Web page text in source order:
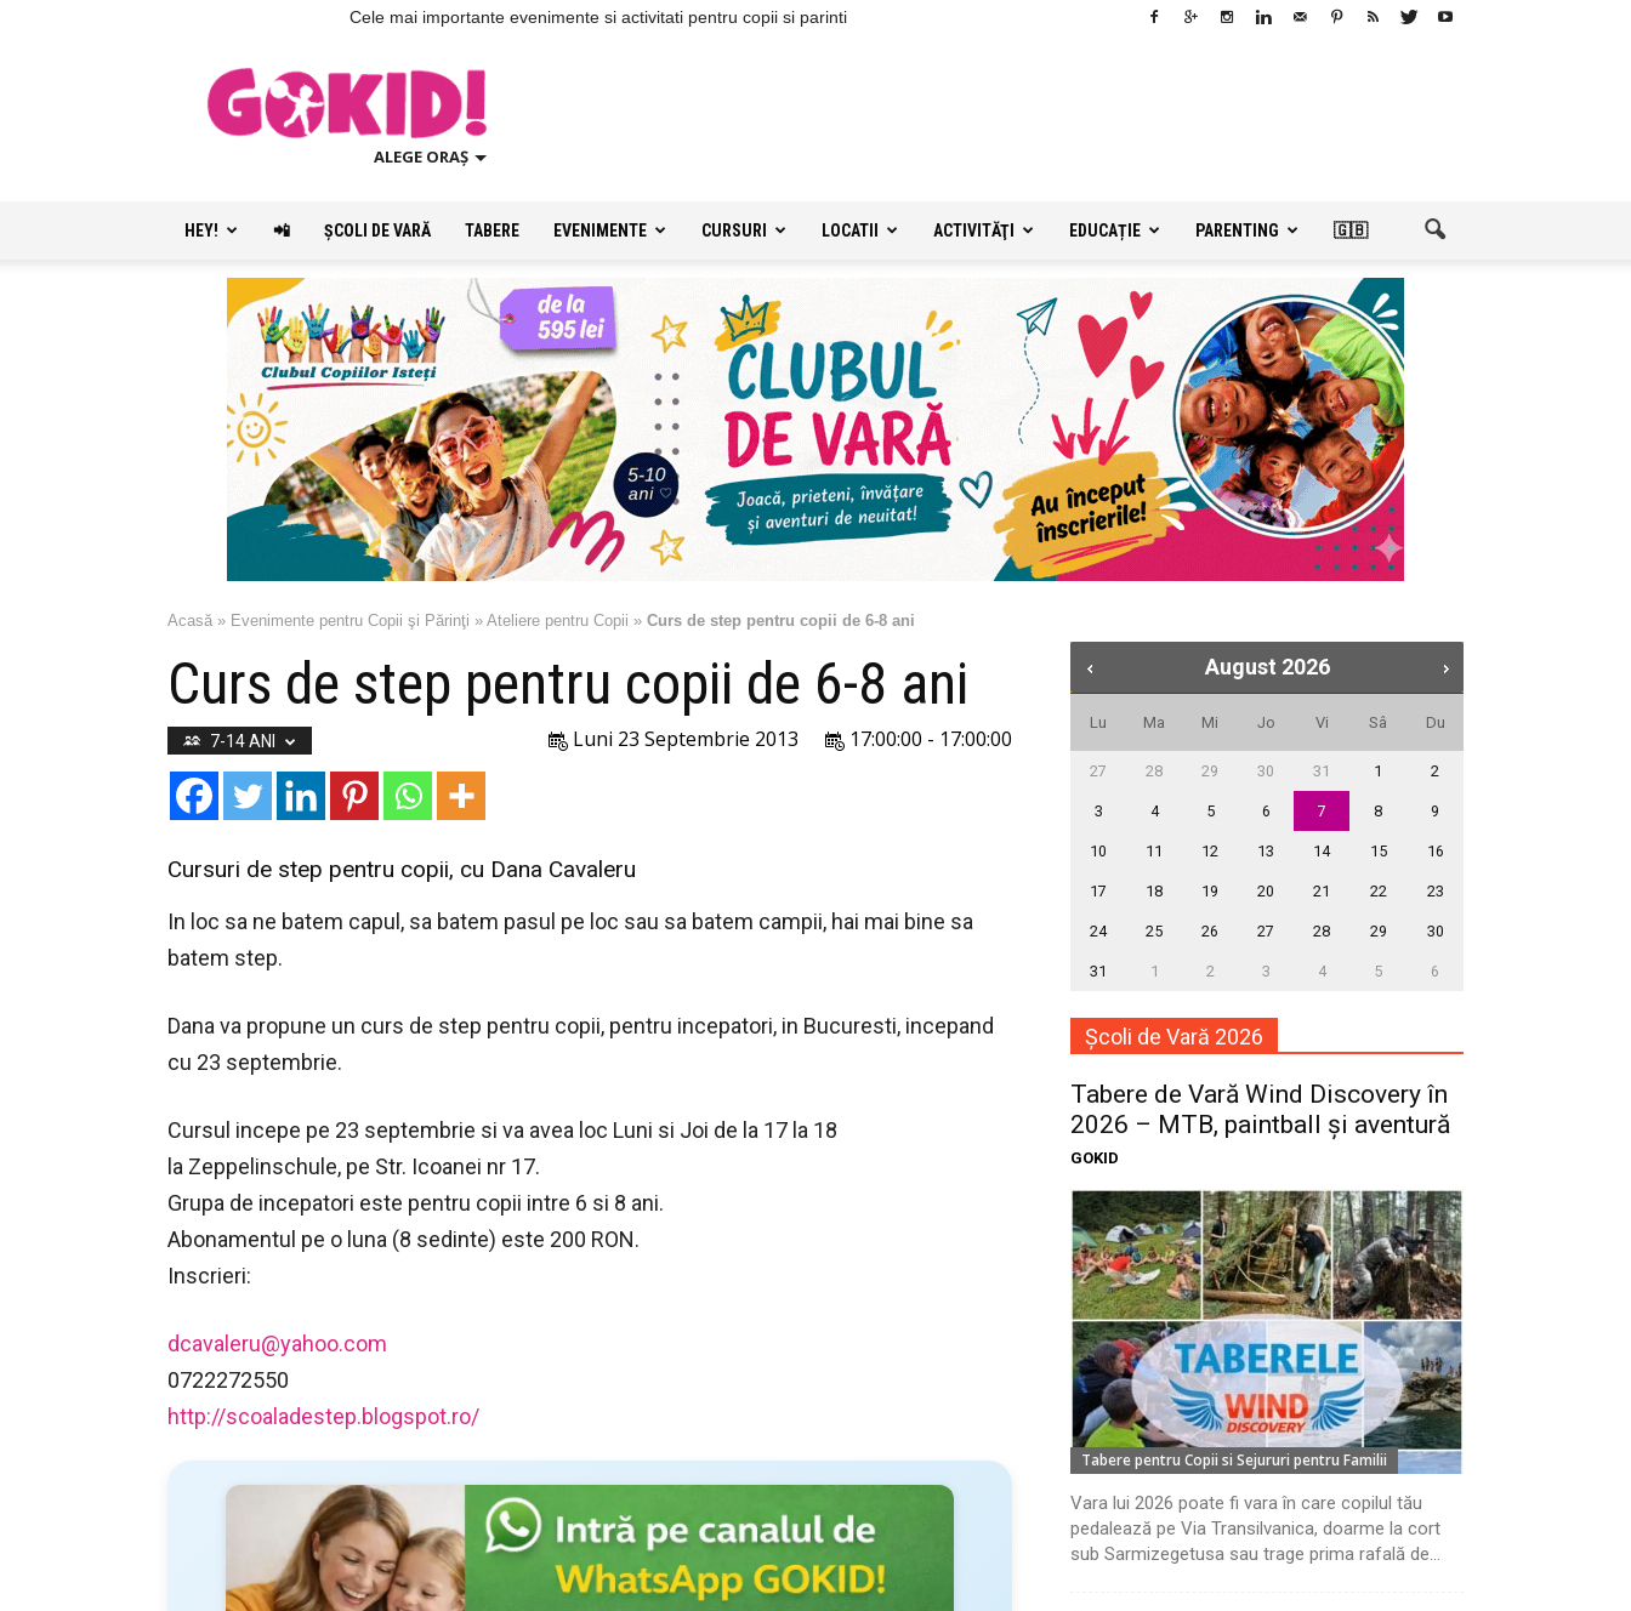
Cele mai importante evenimente si activitati pentru copii si parinti
ALEGE ORAȘ
HEY! 📲 ŞCOLI DE VARĂ TABERE EVENIMENTE CURSURI LOCATII ACTIVITĂŢI EDUCAȚIE PARENTING 🇬🇧
Acasă » Evenimente pentru Copii şi Părinţi » Ateliere pentru Copii » Curs de step pentru copii de 6-8 ani
Curs de step pentru copii de 6-8 ani
7-14 ANI 17:00:00 - 17:00:00
Luni 23 Septembrie 2013
Cursuri de step pentru copii, cu Dana Cavaleru
In loc sa ne batem capul, sa batem pasul pe loc sau sa batem campii, hai mai bine sa
batem step.
Dana va propune un curs de step pentru copii, pentru incepatori, in Bucuresti, incepand
cu 23 septembrie.
Cursul incepe pe 23 septembrie si va avea loc Luni si Joi de la 17 la 18
la Zeppelinschule, pe Str. Icoanei nr 17.
Grupa de incepatori este pentru copii intre 6 si 8 ani.
Abonamentul pe o luna (8 sedinte) este 200 RON.
Inscrieri:
dcavaleru@yahoo.com
0722272550
http://scoaladestep.blogspot.ro/
August 2026
Lu Ma Mi Jo Vi Sâ Du
27 28 29 30 31 1 2
3 4 5 6 7 8 9
10 11 12 13 14 15 16
17 18 19 20 21 22 23
24 25 26 27 28 29 30
31 1 2 3 4 5 6
Școli de Vară 2026
Tabere de Vară Wind Discovery în
2026 – MTB, paintball și aventură
GOKID
Tabere pentru Copii si Sejururi pentru Familii
Vara lui 2026 poate fi vara în care copilul tău
pedalează pe Via Transilvanica, doarme la cort
sub Sarmizegetusa sau trage prima rafală de...